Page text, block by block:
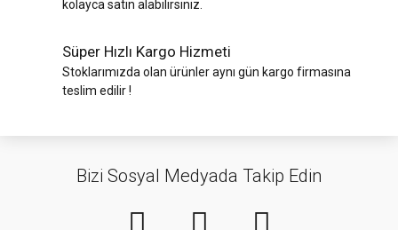
kolayca satın alabilirsiniz.
Süper Hızlı Kargo Hizmeti
Stoklarımızda olan ürünler aynı gün kargo firmasına
teslim edilir !
Bizi Sosyal Medyada Takip Edin